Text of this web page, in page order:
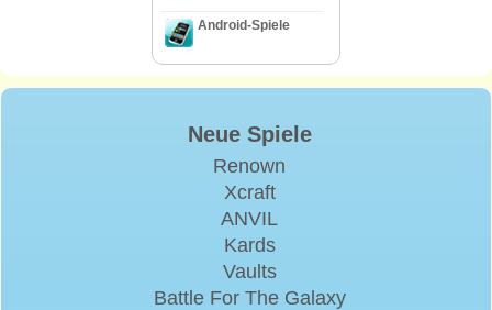
Android-Spiele
Neue Spiele
Renown
Xcraft
ANVIL
Kards
Vaults
Battle For The Galaxy